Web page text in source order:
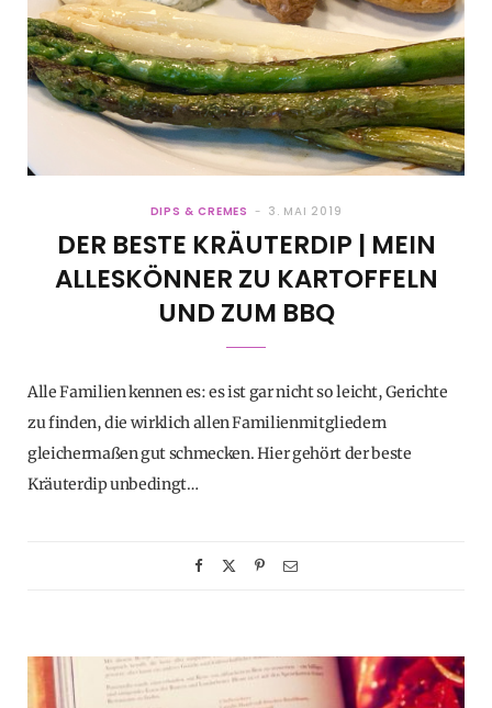
DIPS & CREMES 3. MAI 2019
DER BESTE KRÄUTERDIP | MEIN
ALLESKÖNNER ZU KARTOFFELN
UND ZUM BBQ
Alle Familien kennen es: es ist gar nicht so leicht, Gerichte
zu finden, die wirklich allen Familienmitgliedern
gleichermaßen gut schmecken. Hier gehört der beste
Kräuterdip unbedingt…